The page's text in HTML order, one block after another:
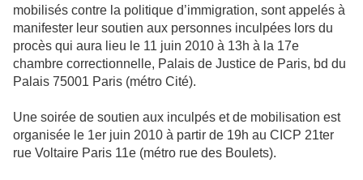
mobilisés contre la politique d’immigration, sont appelés à
manifester leur soutien aux personnes inculpées lors du
procès qui aura lieu le 11 juin 2010 à 13h à la 17e
chambre correctionnelle, Palais de Justice de Paris, bd du
Palais 75001 Paris (métro Cité).
Une soirée de soutien aux inculpés et de mobilisation est
organisée le 1er juin 2010 à partir de 19h au CICP 21ter
rue Voltaire Paris 11e (métro rue des Boulets).